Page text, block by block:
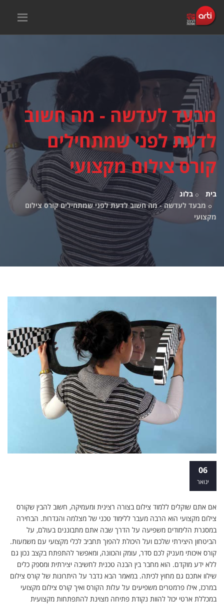
מבעד לעדשה - מה חשוב
לדעת לפני שמתחילים
קורס צילום מקצועי
בית
בלוג
מבעד לעדשה - מה חשוב לדעת לפני שמתחילים קורס צילום
מקצועי
06
ינואר
אם אתם שוקלים ללמוד צילום בצורה רצינית ומעמיקה, חשוב להבין שקורס
צילום מקצועי הוא הרבה מעבר ללימוד טכני של מצלמה והגדרות. הבחירה
במסגרת הלימודים משפיעה על הדרך שבה אתם מתבוננים בעולם, על
הביטחון היצירתי שלכם ועל היכולת להפוך תחביב לכלי מקצועי עם משמעות.
קורס איכותי מעניק לכם סדר, עומק והכוונה, ומאפשר להתפתח בקצב נכון גם
ללא ידע מוקדם. הוא מחבר בין הבנה טכנית לחשיבה יצירתית ומספק כלים
שילוו אתכם גם מחוץ לכיתה. במאמר הבא נדבר על היתרונות של קורס צילום
במרכז, אילו פרמטרים משפיעים על עלות הקורס ואיך קורס צילום מקצועי
במכללת ארטי יכול להוות נקודת פתיחה מצוינת להתפתחות מקצועית